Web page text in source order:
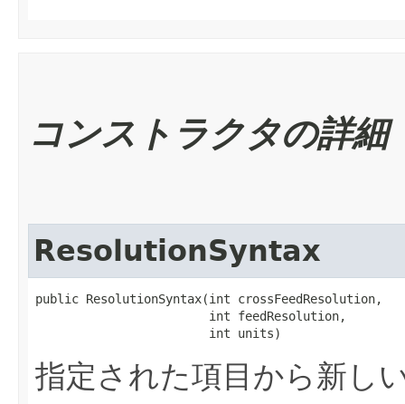
コンストラクタの詳細
ResolutionSyntax
public ResolutionSyntax​(int crossFeedResolution,
                        int feedResolution,
                        int units)
指定された項目から新し